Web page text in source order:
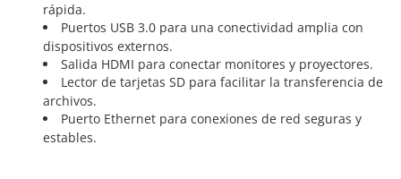
rápida.
Puertos USB 3.0 para una conectividad amplia con
dispositivos externos.
Salida HDMI para conectar monitores y proyectores.
Lector de tarjetas SD para facilitar la transferencia de
archivos.
Puerto Ethernet para conexiones de red seguras y
estables.